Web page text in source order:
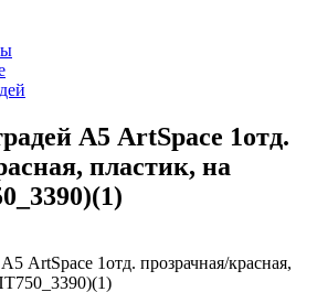
А5 ArtSpace 1отд.
пластик, на